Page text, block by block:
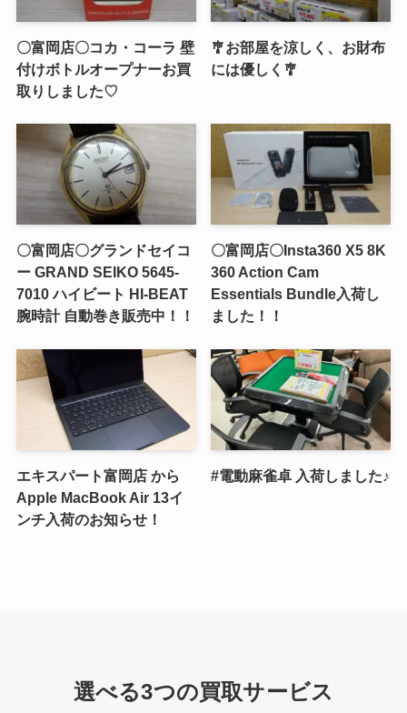
〇富岡店〇コカ・コーラ 壁
付けボトルオープナーお買
取りしました♡
🎐お部屋を涼しく、お財布
には優しく🎐
〇富岡店〇グランドセイコ
ー GRAND SEIKO 5645-
7010 ハイビート HI-BEAT
腕時計 自動巻き販売中！！
〇富岡店〇Insta360 X5 8K
360 Action Cam
Essentials Bundle入荷し
ました！！
エキスパート富岡店 から
Apple MacBook Air 13イ
ンチ入荷のお知らせ！
#電動麻雀卓 入荷しました♪
選べる3つの買取サービス